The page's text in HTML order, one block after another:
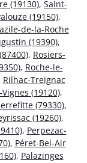
(19130), Saint-
(19150),
de-la-Roche
(19390),
, Rosiers-
, Roche-le-
Rilhac-Treignac
(19120),
(79330),
(19260),
, Perpezac-
, Péret-Bel-Air
, Palazinges